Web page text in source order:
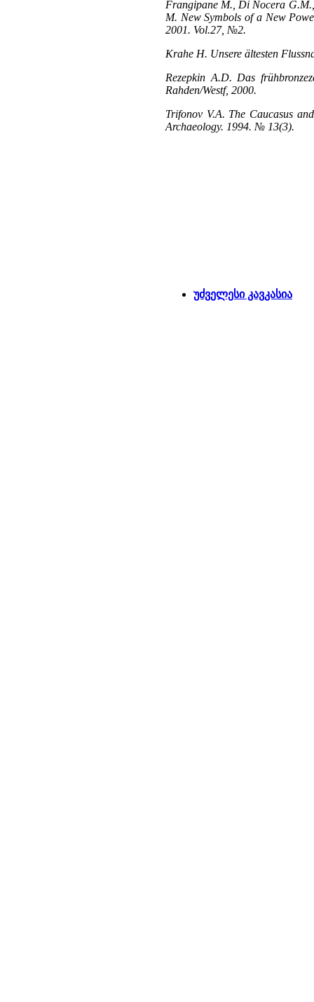
Frangipane M., Di Nocera
M. New Symbols of a New
2001. Vol.27, №2.
Krahe H. Unsere ältesten
Rezepkin A.D. Das
Rahden/Westf, 2000.
Trifonov V.A. The Caucasus
Archaeology. 1994. № 13(3).
უძველესი კავკასია